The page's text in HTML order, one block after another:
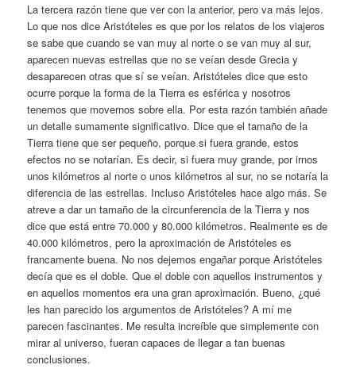
La tercera razón tiene que ver con la anterior, pero va más lejos.
Lo que nos dice Aristóteles es que por los relatos de los viajeros
se sabe que cuando se van muy al norte o se van muy al sur,
aparecen nuevas estrellas que no se veían desde Grecia y
desaparecen otras que sí se veían. Aristóteles dice que esto
ocurre porque la forma de la Tierra es esférica y nosotros
tenemos que movernos sobre ella. Por esta razón también añade
un detalle sumamente significativo. Dice que el tamaño de la
Tierra tiene que ser pequeño, porque si fuera grande, estos
efectos no se notarían. Es decir, si fuera muy grande, por irnos
unos kilómetros al norte o unos kilómetros al sur, no se notaría la
diferencia de las estrellas. Incluso Aristóteles hace algo más. Se
atreve a dar un tamaño de la circunferencia de la Tierra y nos
dice que está entre 70.000 y 80.000 kilómetros. Realmente es de
40.000 kilómetros, pero la aproximación de Aristóteles es
francamente buena. No nos dejemos engañar porque Aristóteles
decía que es el doble. Que el doble con aquellos instrumentos y
en aquellos momentos era una gran aproximación. Bueno, ¿qué
les han parecido los argumentos de Aristóteles? A mí me
parecen fascinantes. Me resulta increíble que simplemente con
mirar al universo, fueran capaces de llegar a tan buenas
conclusiones.